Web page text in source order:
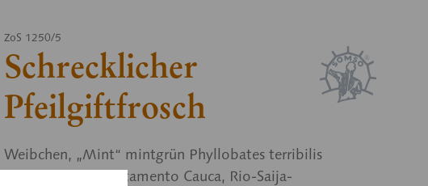
ZoS 1250/5
Schrecklicher
Pfeilgiftfrosch
Weibchen, „Mint“ mintgrün Phyllobates terribilis
Kolumbien, Departamento Cauca, Rio-Saija-